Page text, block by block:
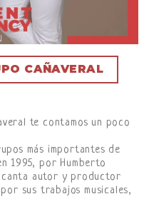
CAÑAVERAL
te contamos un poco
más importantes de
1995, por Humberto
canta autor y productor
sus trabajos musicales,